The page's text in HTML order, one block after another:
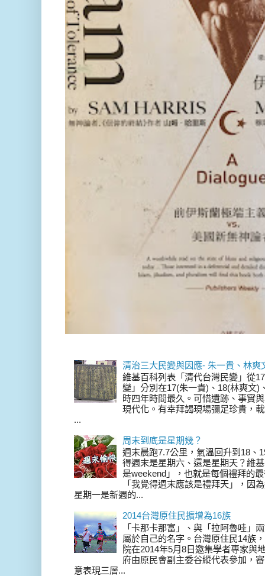
清治三大民變與因應- 朱一貴、林爽
維基百科列表「清代台灣民變」從
變」分別在17(朱一貴)、18(林爽文)
時四年時間最久。可惜遺跡、事實
現代化。有幸拜謁現場彌足珍貴，
...
周末到底是星期幾？
週末晨跑7.7公里，氣溫回升到18、
得週末是星期六、還是星期天？維
是weekend」，也就是每個禮拜的
「我覺得週末應該是禮拜天」，因
星期一是新週的...
2014台灣原住民擴增為16族
「卡那卡那富」、與「拉阿魯哇」
屬於自己的名字。台灣原住民14族
院在2014年5月8日邀集學者專家與
府由原民會副主委谷縱代表參加，
意表現三層...